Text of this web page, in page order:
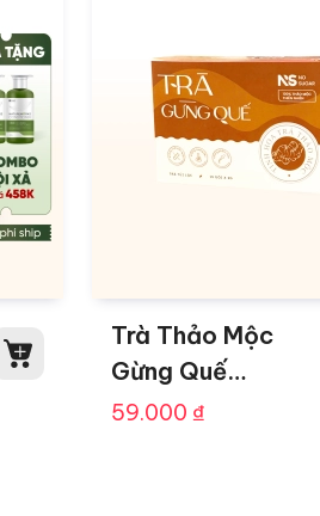
Trà Thảo Mộc
Gừng Quế
NatureWorks Hộp
59.000 ₫